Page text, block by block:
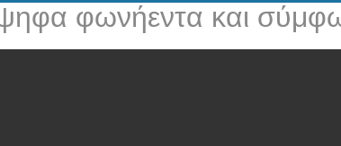
φωνήεντα και